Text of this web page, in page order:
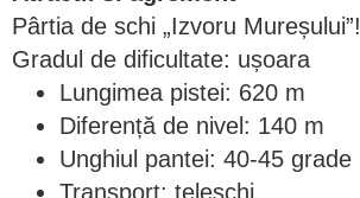
Pârtia de schi „Izvoru Mureșului”!
Gradul de dificultate: ușoara
Lungimea pistei: 620 m
Diferență de nivel: 140 m
Unghiul pantei: 40-45 grade
Transport: teleschi